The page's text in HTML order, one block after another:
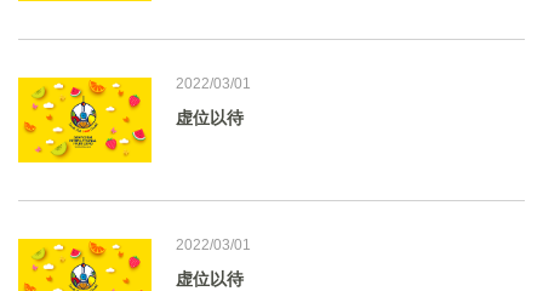
2022/03/01
虚位以待
2022/03/01
虚位以待